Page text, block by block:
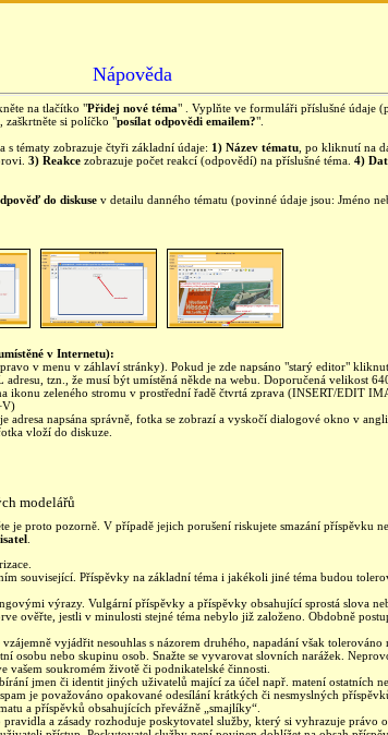
Nápověda
na tlačítko "Přidej nové téma" . Vyplňte ve formuláři příslušné údaje
zaškrtněte si políčko "posílat odpovědi emailem?".
s tématy zobrazuje čtyři základní údaje: 1) Název tématu , po kliknutí na
3) Reakce zobrazuje počet reakcí (odpovědí) na příslušné téma. 4)
do diskuse v detailu danného tématu (povinné údaje jsou: Jméno
v Internetu):
v menu v záhlaví stránky). Pokud je zde napsáno "starý editor"
tzn., že musí být umístěná někde na webu. Doporučená velikost
ikonu zeleného stromu v prostřední řadě čtvrtá zprava (INSERT/EDIT
napsána správně, fotka se zobrazí a vyskočí dialogové okno v
vloží do diskuze.
modelářů
je proto pozorně. V případě jejich porušení riskujete smazání příspěvku
související. Příspěvky na základní téma i jakékoli jiné téma budou
výrazy. Vulgární příspěvky a příspěvky obsahující sprostá slova
ověřte, jestli v minulosti stejné téma nebylo již založeno. Obdobně
vyjádřit nesouhlas s názorem druhého, napadání však
osobu nebo skupinu osob. Snažte se vyvarovat slovních narážek.
vašem soukromém životě či podnikatelské činnosti.
jmen či identit jiných uživatelů mající za účel např. matení ostatních
je považováno opakované odesílání krátkých či nesmyslných
a příspěvků obsahujících převážně „smajlíky“.
a zásady rozhoduje poskytovatel služby, který si vyhrazuje právo